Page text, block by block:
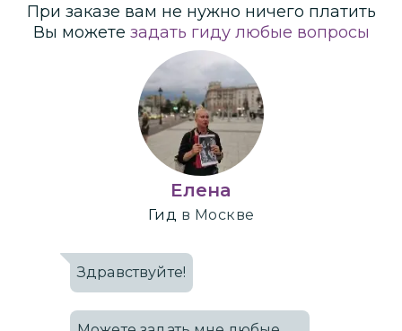
При заказе вам не нужно ничего платить
Вы можете задать гиду любые вопросы
Елена
Гид в Москве
Здравствуйте!